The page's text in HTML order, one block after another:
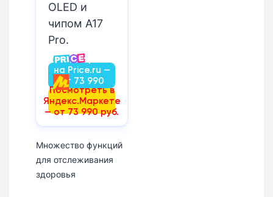
OLED и
чипом A17
Pro.
Посмотреть
на Price.ru —
от 73 990
руб.
Посмотреть в
Яндекс.Маркете
— от 73 990 руб.
Множество функций
для отслеживания
здоровья